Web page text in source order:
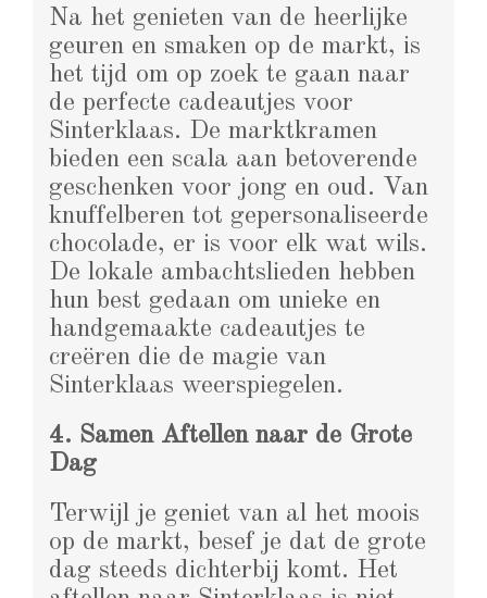
Na het genieten van de heerlijke
geuren en smaken op de markt, is
het tijd om op zoek te gaan naar
de perfecte cadeautjes voor
Sinterklaas. De marktkramen
bieden een scala aan betoverende
geschenken voor jong en oud. Van
knuffelberen tot gepersonaliseerde
chocolade, er is voor elk wat wils.
De lokale ambachtslieden hebben
hun best gedaan om unieke en
handgemaakte cadeautjes te
creëren die de magie van
Sinterklaas weerspiegelen.
4. Samen Aftellen naar de Grote
Dag
Terwijl je geniet van al het moois
op de markt, besef je dat de grote
dag steeds dichterbij komt. Het